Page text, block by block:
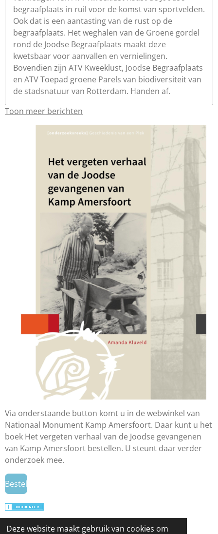
Deze website maakt gebruik van cookies om
begraafplaats in ruil voor de komst van sportvelden.
Ook dat is een aantasting van de rust op de
begraafplaats. Het weghalen van de Groene gordel
rond de Joodse Begraafplaats maakt deze
kwetsbaar voor aanvallen en vernielingen.
Bovendien zijn ATV Kweeklust, Joodse Begraafplaats
en ATV Toepad groene Parels van biodiversiteit van
de stadsnatuur van Rotterdam. Handen af.
Toon meer berichten
Via onderstaande button komt u in de webwinkel van
Nationaal Monument Kamp Amersfoort. Daar kunt u het
boek Het vergeten verhaal van de Joodse gevangenen
van Kamp Amersfoort bestellen. U steunt daar verder
onderzoek mee.
Bestel
© 2024 - 2026 Antisemitisme in actualiteit en